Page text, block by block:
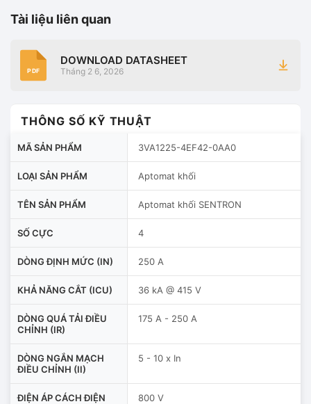
Tài liệu liên quan
PDF
DOWNLOAD DATASHEET
Tháng 2 6, 2026
THÔNG SỐ KỸ THUẬT
MÃ SẢN PHẨM 3VA1225-4EF42-0AA0
LOẠI SẢN PHẨM Aptomat khối
TÊN SẢN PHẨM Aptomat khối SENTRON
SỐ CỰC 4
DÒNG ĐỊNH MỨC (IN) 250 A
KHẢ NĂNG CẮT (ICU) 36 kA @ 415 V
DÒNG QUÁ TẢI ĐIỀU
CHỈNH (IR)
175 A - 250 A
DÒNG NGẮN MẠCH
ĐIỀU CHỈNH (II)
5 - 10 x In
ĐIỆN ÁP CÁCH ĐIỆN 800 V